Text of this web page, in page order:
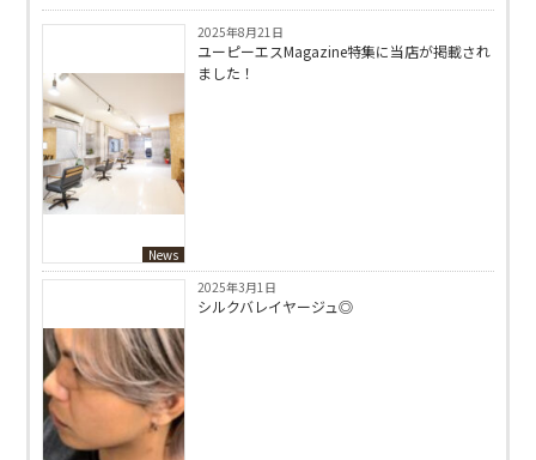
News
2025年8月21日
ユーピーエスMagazine特集に当店が掲載され
ました！
2025年3月1日
シルクバレイヤージュ◎